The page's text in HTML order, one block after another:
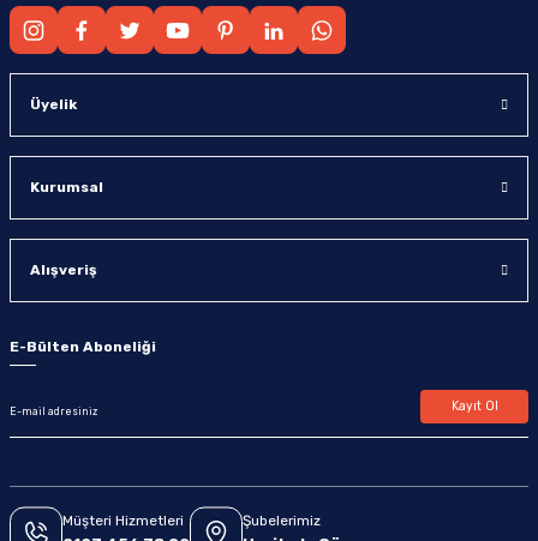
Üyelik
Kurumsal
Alışveriş
E-Bülten Aboneliği
Kayıt Ol
Müşteri Hizmetleri Şubelerimiz